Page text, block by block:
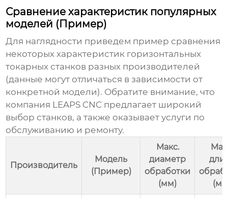
Сравнение характеристик популярных
моделей (Пример)
Для наглядности приведем пример сравнения
некоторых характеристик горизонтальных
токарных станков разных производителей
(данные могут отличаться в зависимости от
конкретной модели). Обратите внимание, что
компания LEAPS CNC предлагает широкий
выбор станков, а также оказывает услуги по
обслуживанию и ремонту.
Производитель
Модель
(Пример)
Макс.
диаметр
обработки
(мм)